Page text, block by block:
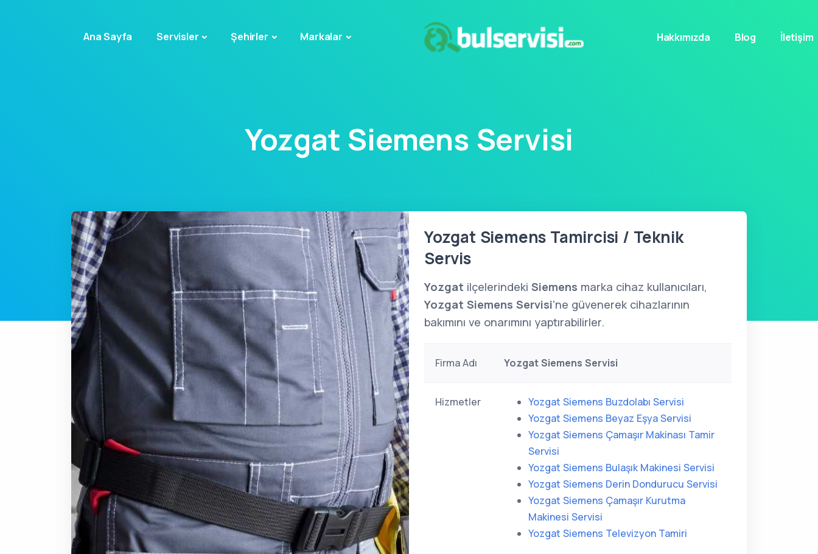
Ana Sayfa Servisler Şehirler Markalar Hakkımızda Blog İletişim
Yozgat Siemens Servisi
Yozgat Siemens Tamircisi / Teknik
Servis
Yozgat ilçelerindeki Siemens marka cihaz kullanıcıları,
Yozgat Siemens Servisi'ne güvenerek cihazlarının
bakımını ve onarımını yaptırabilirler.
Firma Adı Yozgat Siemens Servisi
Hizmetler
Yozgat Siemens Buzdolabı Servisi
Yozgat Siemens Beyaz Eşya Servisi
Yozgat Siemens Çamaşır Makinası Tamir
Servisi
Yozgat Siemens Bulaşık Makinesi Servisi
Yozgat Siemens Derin Dondurucu Servisi
Yozgat Siemens Çamaşır Kurutma
Makinesi Servisi
Yozgat Siemens Televizyon Tamiri